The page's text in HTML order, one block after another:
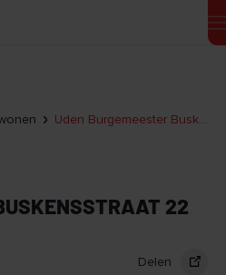
Uden Burgemeester Buskensstraat 22
22
Delen